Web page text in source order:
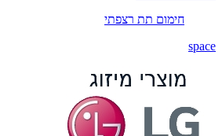
חימום תת רצפתי
space